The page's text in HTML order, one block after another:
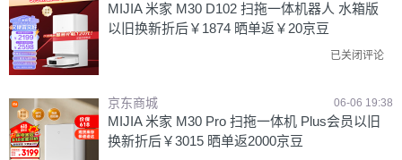
MIJIA 米家 M30 D102 扫拖一体机器人 水箱版
以旧换新折后￥1874 晒单返￥20京豆
已关闭评论
京东商城 06-06 19:38
MIJIA 米家 M30 Pro 扫拖一体机 Plus会员以旧
换新折后￥3015 晒单返2000京豆